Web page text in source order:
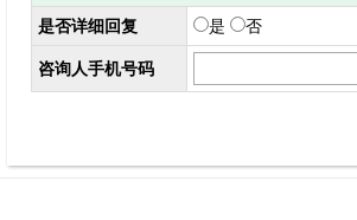
是否详细回复
是 否
咨询人手机号码